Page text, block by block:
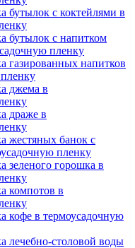
бутылок с коктейлями в
бутылок с напитком
пленку
газированных напитков
джема в
драже в
жестяных банок с
пленку
зеленого горошка в
компотов в
кофе в термоусадочную
лечебно-столовой воды